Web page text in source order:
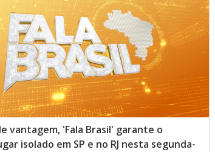
vantagem, 'Fala Brasil' garante o
isolado em SP e no RJ nesta segunda-